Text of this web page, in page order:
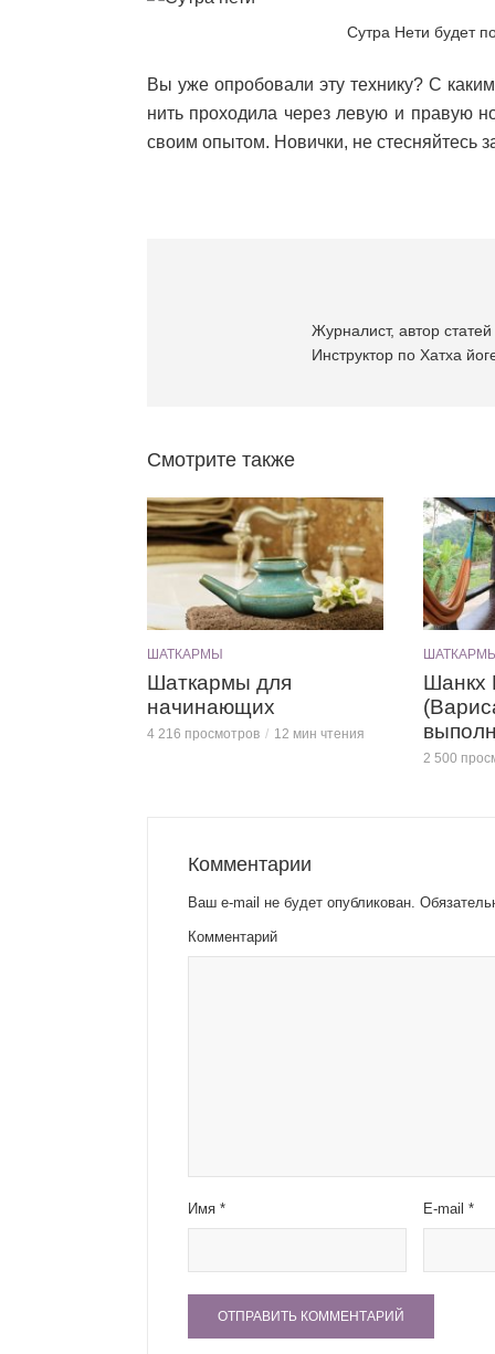
Сутра Нети будет
Вы уже опробовали эту технику? С
нить проходила через левую и правую
своим опытом. Новички, не стесняйтесь
Журналист, автор
Инструктор по Хатха
Смотрите также
ШАТКАРМЫ
Шаткармы для
начинающих
4 216 просмотров 12 мин чтения
Шанкх
2 500
Комментарии
Ваш e-mail не будет опубликован.
Комментарий
Имя * E-mail*